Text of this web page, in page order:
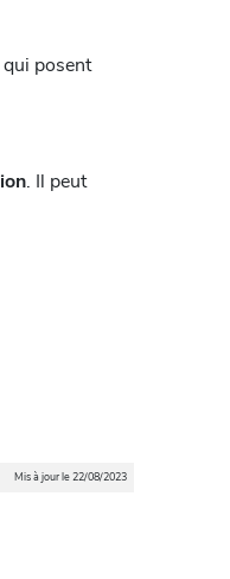
posent
. Il peut
Mis à jour le 22/08/2023